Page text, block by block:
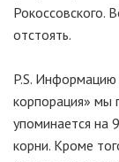
Рокоссовского.
отстоять.
P.S.
корпорация» мы
упоминается на
корни. Кроме